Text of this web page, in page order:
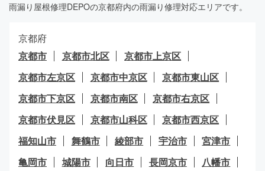
雨漏り屋根修理DEPOの京都府内の雨漏り修理対応エリアです。
京都府
京都市
京都市北区
京都市上京区
京都市左京区
京都市中京区
京都市東山区
京都市下京区
京都市南区
京都市右京区
京都市伏見区
京都市山科区
京都市西京区
福知山市
舞鶴市 綾部市 宇治市
宮津市
亀岡市
城陽市 向日市 長岡京市
八幡市